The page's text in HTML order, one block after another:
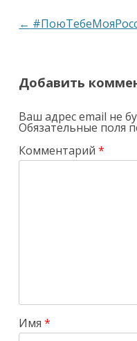
Навигация
←
Добавить
Ваш адрес email не
Обязательные поля
Комментарий*
Имя*